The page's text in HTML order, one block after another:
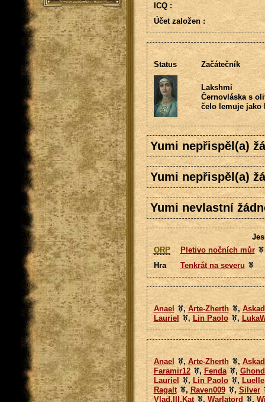
ICQ :
Účet založen :
Status Začátečník
Lakshmi
Černovláska s
čelo lemuje jako
Yumi nepřispěl(a)
Yumi nepřispěl(a)
Yumi nevlastní
ORP
Pletivo nočních můr
Hra
Tenkrát na severu
Anael ,Arte-Zherth ,
Lauriel
, Lin Paolo ,
Anael ,Arte-Zherth ,
Faramir12
, Fenda ,
Lauriel
, Lin Paolo , Luelle
Ragalt
, Raven009 , Silver
Vlad.III.Kat
, Warlatord ,